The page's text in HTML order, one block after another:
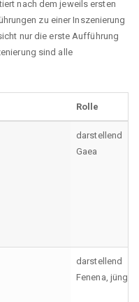
nach dem jeweils ersten
zu einer Inszenierung
nur die erste Aufführung
sind alle
Rolle
darstellend
Gaea
darstellend
Fenena,